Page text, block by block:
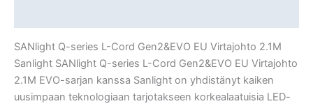
SANlight Q-series L-Cord Gen2&EVO EU Virtajohto 2.1M
Sanlight SANlight Q-series L-Cord Gen2&EVO EU Virtajohto
2.1M EVO-sarjan kanssa Sanlight on yhdistänyt kaiken
uusimpaan teknologiaan tarjotakseen korkealaatuisia LED-